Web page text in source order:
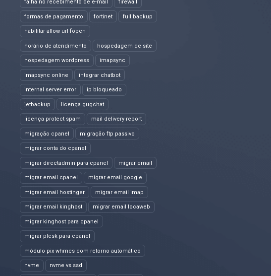
falha no recebimento de e-mail firewall
formas de pagamento fortinet full backup
habilitar allow url fopen
horário de atendimento hospedagem de site
hospedagem wordpress imapsync
imapsync online integrar chatbot
internal server error ip bloqueado
jetbackup licença gugchat
licença protect spam mail delivery report
migração cpanel migração ftp passivo
migrar conta do cpanel
migrar directadmin para cpanel migrar email
migrar email cpanel migrar email google
migrar email hostinger migrar email imap
migrar email kinghost migrar email locaweb
migrar kinghost para cpanel
migrar plesk para cpanel
módulo pix whmcs com retorno automático
nvme nvme vs ssd